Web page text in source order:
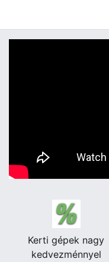
Kerti gépek nagy
kedvezménnyel